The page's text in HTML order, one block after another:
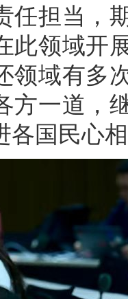
任担当，
此领域开
领域有多
方一道，
各国民心